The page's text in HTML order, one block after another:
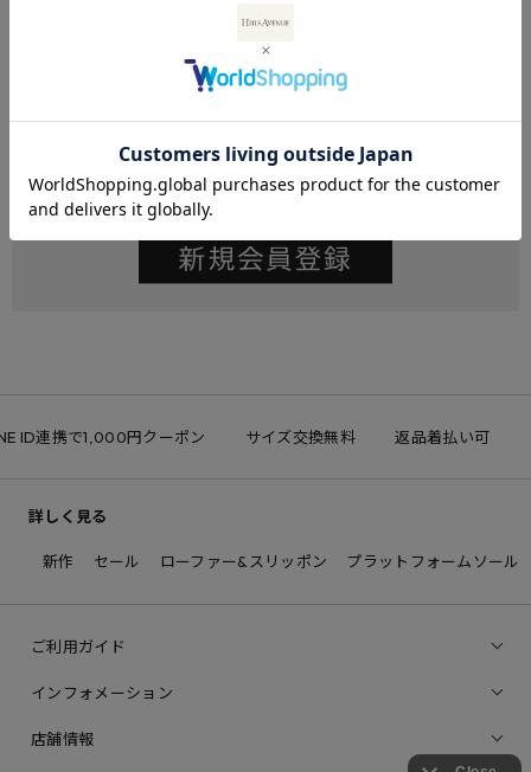
メールアドレスとパスワードを登録しておくと便利にお買い物ができる
ID連携で1,000円クーポン サイズ交換無料 返品着払い可
詳しく見る
新作 セール ローファー&スリッポン プラットフォームソール
ご利用ガイド
インフォメーション
店舗情報